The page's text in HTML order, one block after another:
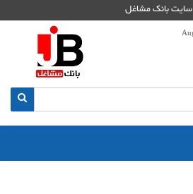
سایت بانک مشاغل